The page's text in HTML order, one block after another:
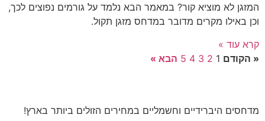
המזגן לא מוציא קור? במאמר הבא נלמד על גורמים נפוצים לכך,
וכן באילו מקרים מדובר במדחס מזגן תקול.
קרא עוד »
« הקודם 1
2
3
4
5 הבא »
מדחסים היברידיים וחשמליים במחירים הזולים ביותר בארץ!